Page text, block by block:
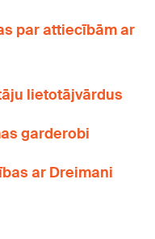
par attiecībām ar
lietotājvārdus
garderobi
ar Dreimani